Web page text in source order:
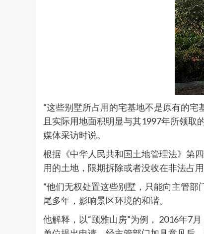
“这些别墅所占用的宅基地不是原有的
且实际用地面积明显与其1997年所领取
媒体采访时说。
根据《中华人民共和国土地管理法》第
用的土地，限期拆除或者没收在非法占
“他们无权处置这些别墅，只能向主管
尾多年，影响景区环境的和谐。
他解释，以“颐雅山房”为例， 2016年7